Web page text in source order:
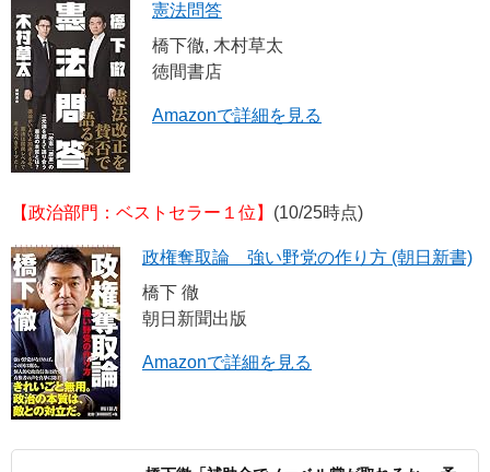
憲法問答
橋下徹, 木村草太
徳間書店
Amazonで詳細を見る
【政治部門：ベストセラー１位】 (10/25時点)
政権奪取論 強い野党の作り方 (朝日新書)
橋下 徹
朝日新聞出版
Amazonで詳細を見る